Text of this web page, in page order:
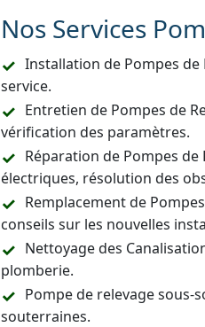
Nos Services
Installation de Pompes de
service.
Entretien de Pompes de
vérification des paramètres.
Réparation de Pompes
électriques, résolution des
Remplacement de
conseils sur les nouvelles
Nettoyage des
plomberie.
Pompe de relevage sous-
souterraines.